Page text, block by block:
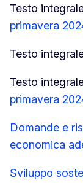
Testo
primavera
Testo
Testo
primavera
Domande e
economica
Sviluppo